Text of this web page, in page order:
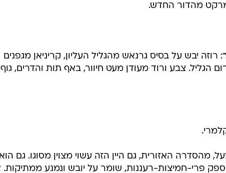
מהדור החדש.
: רוזה יבש על בסיס גרנאש מהגליל העליון, קריניאן מגפנים
הגליל. צבע ורוד מעודן מעט חיוור, באף תות והדרים, גוף
מהסדרה האזורית, גם היין הזה עשוי מצוין מסוגו. גם
מספק פרי-חמיצות-רעננות, שומר על יובש ונמנע